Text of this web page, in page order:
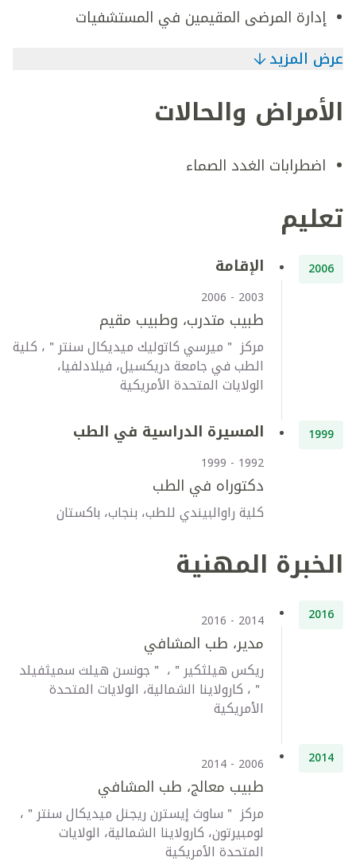
إدارة المرضى المقيمين في المستشفيات
عرض المزيد
الأمراض والحالات
اضطرابات الغدد الصماء
تعليم
2006 الإقامة
2003 - 2006
طبيب متدرب، وطبيب مقيم
مركز ＂ميرسي كاتوليك ميديكال سنتر＂، كلية
الطب في جامعة دريكسيل، فيلادلفيا،
الولايات المتحدة الأمريكية
1999 المسيرة الدراسية في الطب
1992 - 1999
دكتوراه في الطب
كلية راوالبيندي للطب، بنجاب، باكستان
الخبرة المهنية
2016
2014 - 2016
مدير، طب المشافي
ريكس هيلثكير＂، ＂جونسن هيلث سميثفيلد
＂، كارولاينا الشمالية، الولايات المتحدة
الأمريكية
2014
2006 - 2014
طبيب معالج، طب المشافي
مركز ＂ساوث إيسترن ريجنل ميديكال سنتر＂،
لومبيرتون، كارولاينا الشمالية، الولايات
المتحدة الأمريكية